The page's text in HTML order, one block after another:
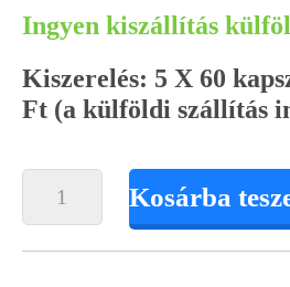
Ingyen kiszállítás
Kiszerelés: 5 X 60
Ft (a külföldi szállítás
Happy
Yeti
külföldi
Kosárba